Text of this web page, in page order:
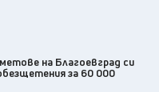
на Благоевград си
за 60 000